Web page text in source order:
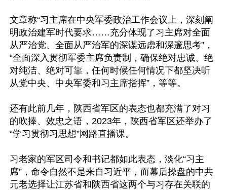
文章称“习主席在中央军委政治工作会议上，深刻阐
明政治建军时代要求……充分体现了习主席对全面
从严治党、全面从严治军的深谋远虑和深邃思考”，
“全面深入贯彻军委主席负责制，确保绝对忠诚、绝
对纯洁、绝对可靠，任何时候任何情况下都坚决听
从党中央、中央军委和习主席指挥”，等等。
还有此前几年，陕西省军区的表态也都充满了对习
的吹捧、效忠之语，2023年，陕西省军区还举办了
“学习贯彻习思想”网路直播课。
习老家的军区司令和书记都如此表态，淡化“习主
席”，命令自然不是来自习近平，而幕后操盘的中共
元老选择让江苏省和陕西省这两个与习存在关联的